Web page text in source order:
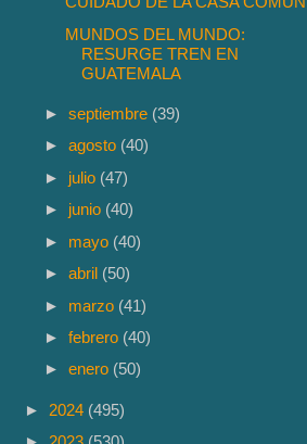
MUNDOS DEL MUNDO:
RESURGE TREN EN
GUATEMALA
►septiembre (39)
►agosto (40)
► julio (47)
► junio (40)
► mayo (40)
►abril (50)
► marzo (41)
►febrero (40)
►enero (50)
► 2024 (495)